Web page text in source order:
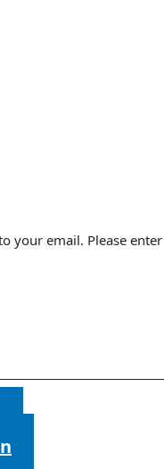
your email. Please